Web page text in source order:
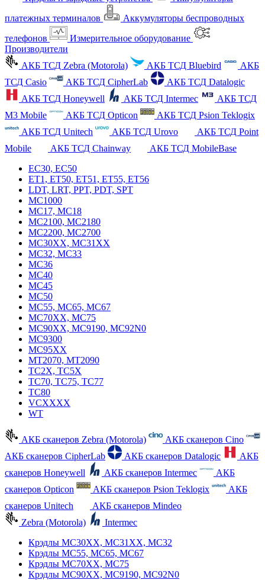
платежных терминалов
Аккумуляторы беспроводных
телефонов
Измерительное оборудование
Производители
АКБ ТСД Zebra (Motorola)
АКБ ТСД Bluebird
АКБ
ТСД Casio
АКБ ТСД CipherLab
АКБ ТСД Datalogic
АКБ ТСД Honeywell
АКБ ТСД Intermec
АКБ ТСД
M3 Mobile
АКБ ТСД Opticon
АКБ ТСД Psion Teklogix
АКБ ТСД Unitech
АКБ ТСД Urovo
АКБ ТСД Point
Mobile
АКБ ТСД Chainway
АКБ ТСД MobileBase
EC30, EC50
ET1, ET50, ET51, ET55, ET56
LDT, LRT, PPT, PDT, SPT
MC1000
MC17, MC18
MC2100, MC2180
MC2200, MC2700
MC30XX, MC31XX
MC32, MC33
MC36
MC40
MC45
MC50
MC55, MC65, MC67
MC70XX, MC75
MC90XX, MC9190, MC92N0
MC9300
MC95XX
MT2070, MT2090
TC2X, TC5X
TC70, TC75, TC77
TC80
VCXXXX
WT
АКБ сканеров Zebra (Motorola)
АКБ сканеров Cino
АКБ сканеров CipherLab
АКБ сканеров Datalogic
АКБ
сканеров Honeywell
АКБ сканеров Intermec
АКБ
сканеров Opticon
АКБ сканеров Psion Teklogix
АКБ
сканеров Unitech
АКБ сканеров Mindeo
Zebra (Motorola)
Intermec
Крэдлы MC30XX, MC31XX, MC32
Крэдлы MC55, MC65, MC67
Крэдлы MC70XX, MC75
Крэдлы MC90XX, MC9190, MC92N0